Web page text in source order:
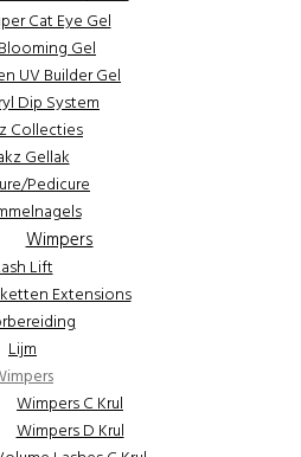
Cat Eye Gel
Gel
UV Builder Gel
Dip System
Collecties
Gellak
Pedicure
Wimpers
Lift
Extensions
Lijm
Wimpers C Krul
Wimpers D Krul